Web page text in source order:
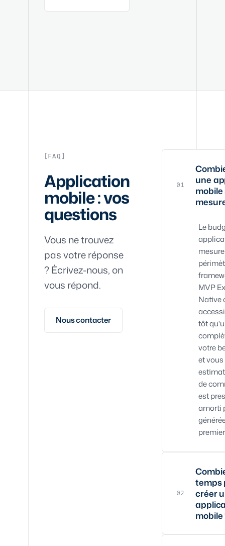
FAQ
Application
mobile : vos
questions
Vous ne trouvez
pas votre réponse
? Écrivez-nous, on
vous répond.
Nous contacter
01
une
Le
MVP
Native
tôt
votre
et
de
est
amorti
02
temps
créer
mobile